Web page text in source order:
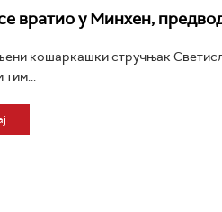
вратио у Минхен,
кошаркашки стручњак
тим...